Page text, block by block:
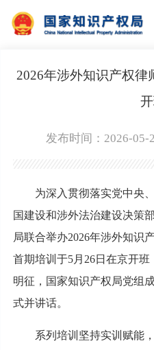
2026年涉外知识产权
发布时间：2026-05-
为深入贯彻落实党中央
国建设和涉外法治建设决策
局联合举办2026年涉外知识
首期培训于5月26日在京开
明征，国家知识产权局党组
式并讲话。
系列培训坚持实训赋能